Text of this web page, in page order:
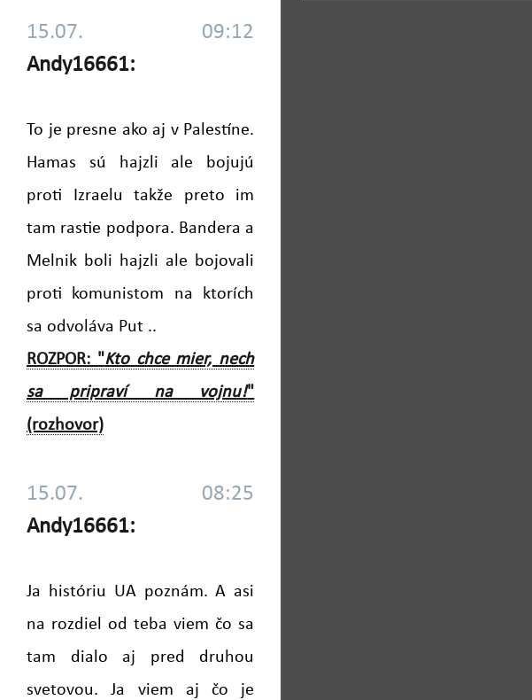
15.07. 09:12
Andy16661:
To je presne ako aj v Palestíne.
Hamas sú hajzli ale bojujú
proti Izraelu takže preto im
tam rastie podpora. Bandera a
Melnik boli hajzli ale bojovali
proti komunistom na ktorích
sa odvoláva Put ..
ROZPOR: "Kto chce mier, nech
sa pripraví na vojnu!"
(rozhovor)
15.07. 08:25
Andy16661:
Ja históriu UA poznám. A asi
na rozdiel od teba viem čo sa
tam dialo aj pred druhou
svetovou. Ja viem aj čo je